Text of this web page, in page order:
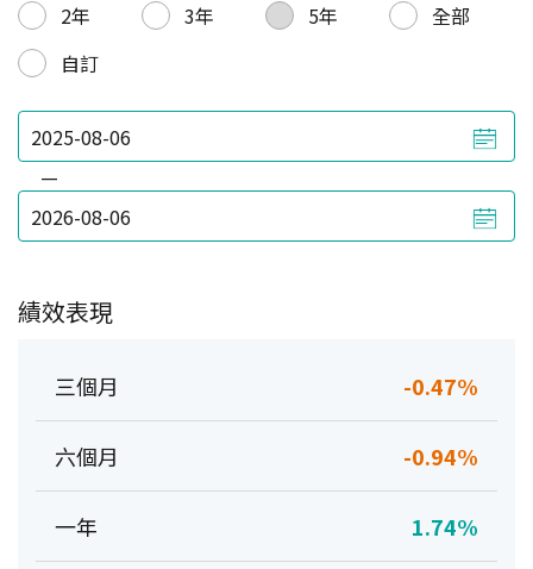
2年
3年 5年
全部
自訂
—
績效表現
三個月 -0.47%
六個月 -0.94%
一年 1.74%